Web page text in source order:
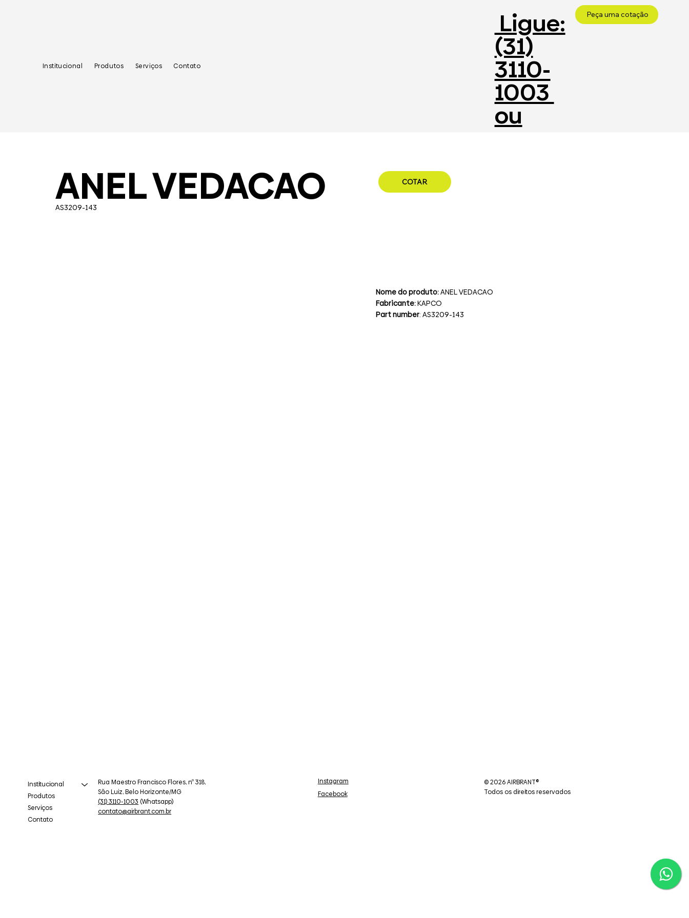
Institucional Produtos Serviços Contato
Ligue:
(31)
3110-
1003
ou
Peça uma cotação
ANEL VEDACAO
AS3209-143
COTAR
Nome do produto:ANEL VEDACAO
Fabricante:KAPCO
Part number: AS3209-143
Institucional
Produtos
Serviços
Contato
Rua Maestro Francisco Flores, nº 318,
São Luiz, Belo Horizonte/MG
(31) 3110-1003 (Whatsapp)
contato@airbrant.com.br
Instagram
Facebook
© 2026 AIRBRANT®
Todos os direitos reservados